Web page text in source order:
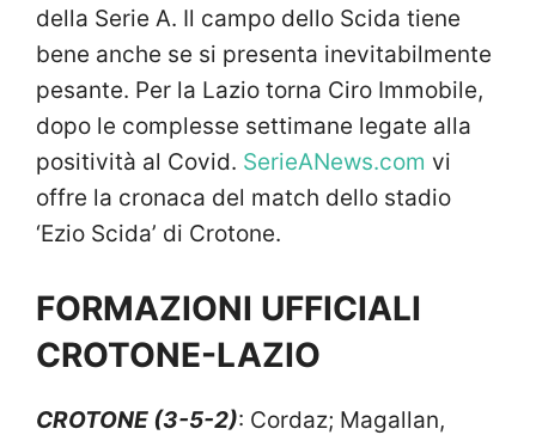
della Serie A. Il campo dello Scida tiene
bene anche se si presenta inevitabilmente
pesante. Per la Lazio torna Ciro Immobile,
dopo le complesse settimane legate alla
positività al Covid. SerieANews.com vi
offre la cronaca del match dello stadio
‘Ezio Scida’ di Crotone.
FORMAZIONI UFFICIALI
CROTONE-LAZIO
CROTONE (3-5-2): Cordaz; Magallan,